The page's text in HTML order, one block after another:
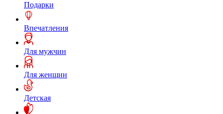
Подарки
Впечатления
Для мужчин
Для женщин
Детская